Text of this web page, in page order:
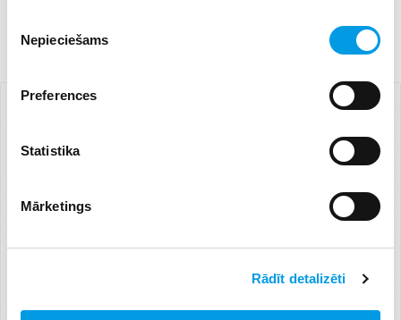
izvēle
Nepieciešams
Preferences
Statistika
Mārketings
Rādīt detalizēti
Apstiprināts programmas “Latvijas skolas soma”